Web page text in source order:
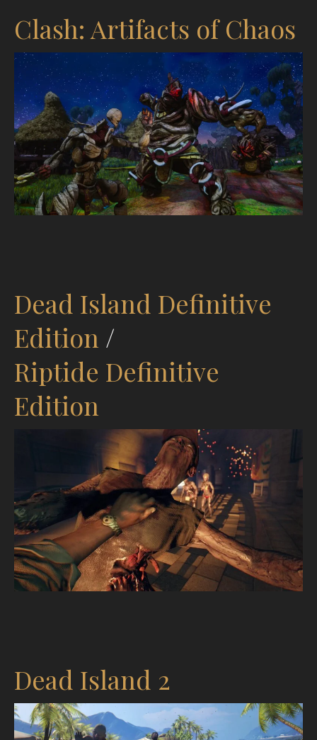
Clash: Artifacts of Chaos
Dead Island Definitive
Edition /
Riptide Definitive
Edition
Dead Island 2